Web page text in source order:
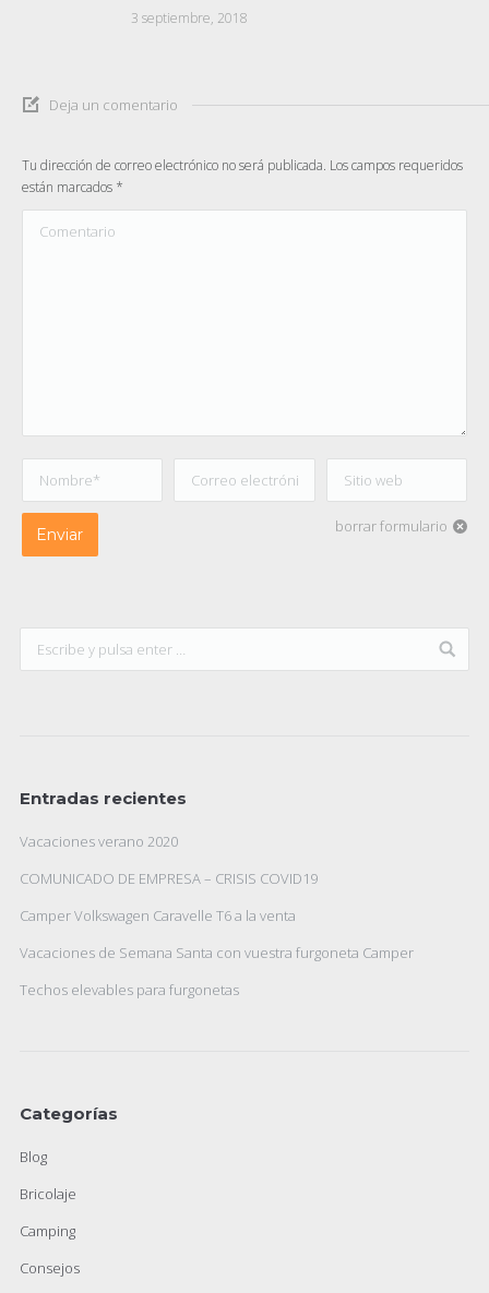
3 septiembre, 2018
Deja un comentario
Tu dirección de correo electrónico no será publicada. Los campos requeridos
están marcados *
Comentario
Nombre * Correo electrónico * Sitio web
borrar formulario
Enviar
Entradas recientes
Vacaciones verano 2020
COMUNICADO DE EMPRESA – CRISIS COVID19
Camper Volkswagen Caravelle T6 a la venta
Vacaciones de Semana Santa con vuestra furgoneta Camper
Techos elevables para furgonetas
Categorías
Blog
Bricolaje
Camping
Consejos